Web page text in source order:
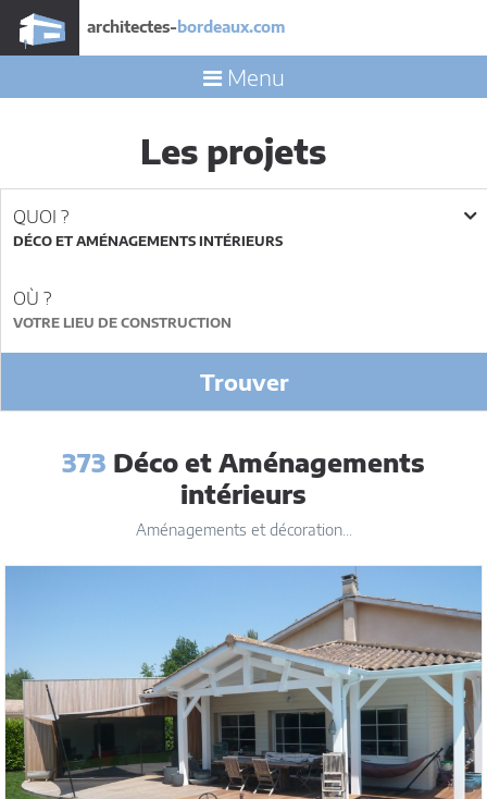
architectes- bordeaux.com
Menu
Les projets
QUOI ?
DÉCO ET AMÉNAGEMENTS INTÉRIEURS
OÙ ?
Trouver
373 Déco et Aménagements
intérieurs
Aménagements et décoration...